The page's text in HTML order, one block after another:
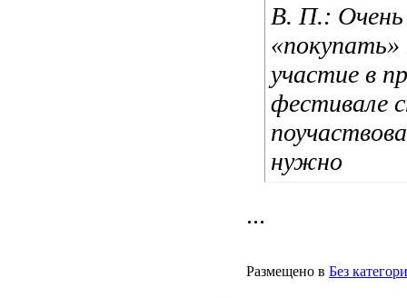
В. П.: Очень
участие в
фестивале
нужно
...
Размещено в Без